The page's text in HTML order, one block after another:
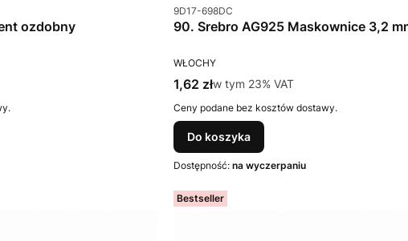
ozdobny
Kod produktu
9D17-698DC
90. Srebro AG925 Maskownice 3,2
PRODUCENT
WŁOCHY
Cena brutto
1,62 złw tym %s VAT
w tym 23%VAT
Ceny podane bez kosztów dostawy.
Do koszyka
Dostępność: na wyczerpaniu
Bestseller